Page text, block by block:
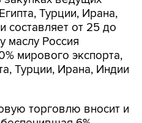
Турции, Ирана,
составляет от 25 до
маслу Россия
мирового экспорта,
Турции, Ирана, Индии
торговлю вносит и